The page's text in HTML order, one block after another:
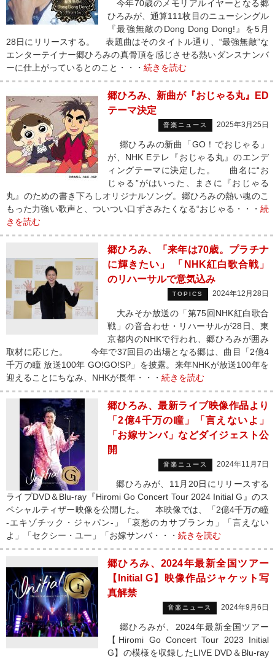
今年70歳のメモリアルイヤーとなる郷
ひろみが、通算111枚目のニューシングル
『最強無敵のDong Dong Dong!』を5月
28日にリリースする。 表題曲はそのタイトル通り、“最強無敵”な
エンターテイナー郷ひろみの真骨頂を感じさせる熱いダンスナンバ
ーに仕上がっているとのこと・・・ 続きを読む
郷ひろみ、新曲が『おじゃる丸』ED
テーマ決定
音楽ニュース 2025年3月25日
郷ひろみの新曲「GO！でおじゃる」
が、NHK Eテレ『おじゃる丸』のエンデ
ィングテーマに決定した。 曲名に“お
じゃる”がはいった、まさに『おじゃる
丸』のための書き下ろしオリジナルソング。郷ひろみの熱い魂のこ
もった力強い歌声と、ついつい口ずさみたくなる“おじゃる・・・ 続
きを読む
郷ひろみ、「来年は70歳。プラチナ
に輝きたい」 「NHK紅白歌合戦」
のリハーサルで意気込み
TOPICS 2024年12月28日
大みそか放送の「第75回NHK紅白歌合
戦」の音合わせ・リハーサルが28日、東
京都内のNHKで行われ、郷ひろみが囲み
取材に応じた。 今年で37回目の出場となる郷は、曲目「2億4
千万の瞳 放送100年 GO!GO!SP」を披露。来年NHKが放送100年を
迎えることにちなみ、NHKが長年・・・ 続きを読む
郷ひろみ、最新ライブ映像作品より
「2億4千万の瞳」「言えないよ」
「お嫁サンバ」などダイジェスト公
開
音楽ニュース 2024年11月7日
郷ひろみが、11月20日にリリースする
ライブDVD＆Blu-ray『Hiromi Go Concert Tour 2024 Initial G』のス
ペシャルティザー映像を公開した。 本映像では、「2億4千万の瞳
-エキゾチック・ジャパン-」「哀愁のカサブランカ」「言えない
よ」「セクシー・ユー」「お嫁サンバ・・・ 続きを読む
郷ひろみ、2024年最新全国ツアー
【Initial G】映像作品ジャケット写
真解禁
音楽ニュース 2024年9月6日
郷ひろみが、2024年最新全国ツアー
【Hiromi Go Concert Tour 2023 Initial
G】の模様を収録したLIVE DVD＆Blu-ray